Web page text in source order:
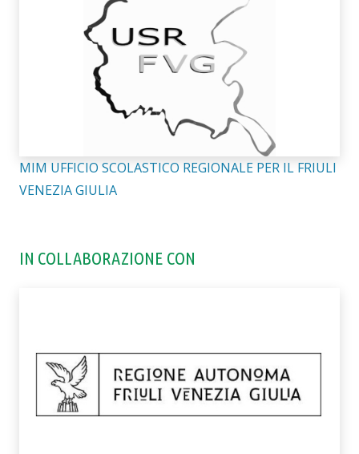
MIM UFFICIO SCOLASTICO REGIONALE PER IL FRIULI
VENEZIA GIULIA
IN COLLABORAZIONE CON